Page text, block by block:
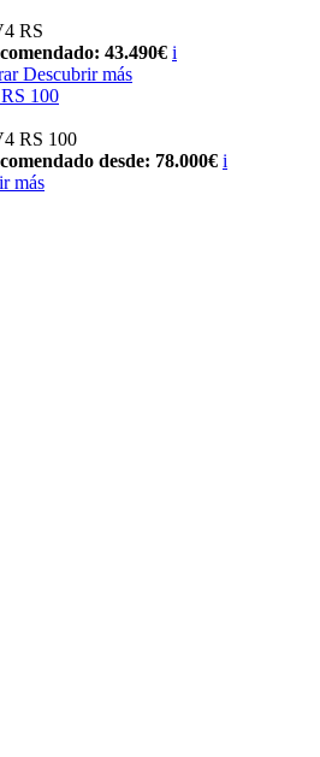
RS
43.490€ i
Descubrir más
100
RS 100
desde: 78.000€ i
más